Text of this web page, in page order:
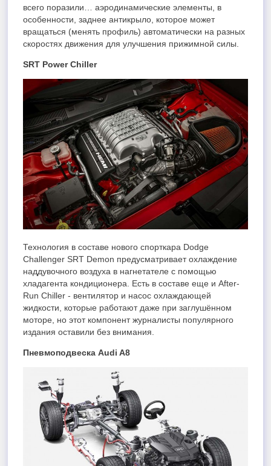
всего поразили… аэродинамические элементы, в
особенности, заднее антикрыло, которое может
вращаться (менять профиль) автоматически на разных
скоростях движения для улучшения прижимной силы.
SRT Power Chiller
Технология в составе нового спорткара Dodge
Challenger SRT Demon предусматривает охлаждение
наддувочного воздуха в нагнетателе с помощью
хладагента кондиционера. Есть в составе еще и After-
Run Chiller - вентилятор и насос охлаждающей
жидкости, которые работают даже при заглушённом
моторе, но этот компонент журналисты популярного
издания оставили без внимания.
Пневмоподвеска Audi A8